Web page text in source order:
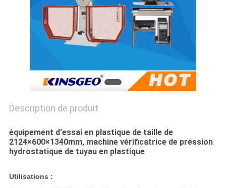
Description de produit
équipement d'essai en plastique de taille de
2124×600×1340mm, machine vérificatrice de pression
hydrostatique de tuyau en plastique
Utilisations :